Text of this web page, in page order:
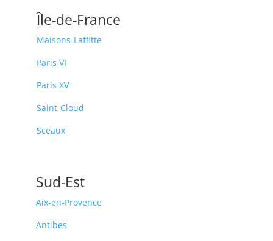
Île-de-France
Maisons-Laffitte
Paris VI
Paris XV
Saint-Cloud
Sceaux
Sud-Est
Aix-en-Provence
Antibes